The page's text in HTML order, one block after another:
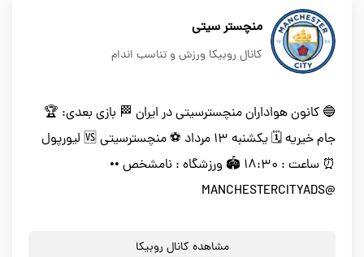
منچستر سیتی
کانال روبیکا ورزش و تناسب اندام
🔵 کانون هواداران منچسترسیتی در ایران 🏁 بازی بعدی: 🏆
جام خیریه 🗓 یکشنبه ۱۳ مرداد ⚽️ منچسترسیتی 🆚 لیورپول
⏰ ساعت : ۱۸:۳۰ 🏟 ورزشگاه : نامشخص ••
@MANCHESTERCITYADS
مشاهده کانال روبیکا